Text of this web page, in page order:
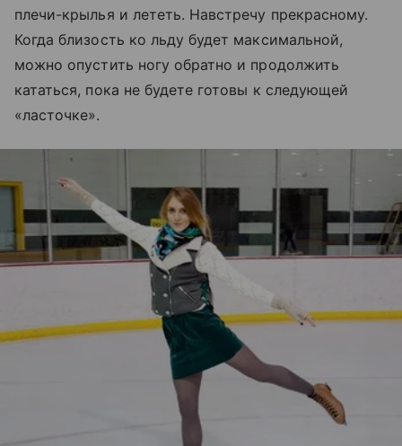
плечи-крылья и лететь. Навстречу прекрасному.
Когда близость ко льду будет максимальной,
можно опустить ногу обратно и продолжить
кататься, пока не будете готовы к следующей
«ласточке».